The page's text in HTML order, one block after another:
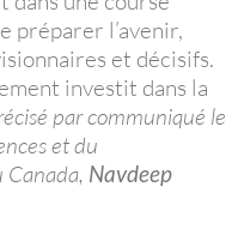
préparer l’avenir,
et décisifs.
investit dans la
par communiqué le
et du
Navdeep